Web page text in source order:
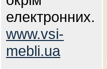
електронних.
www.vsi-
mebli.ua